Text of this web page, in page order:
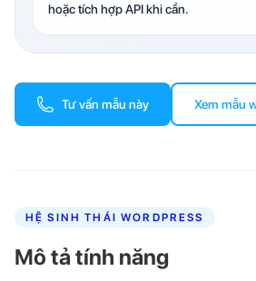
hoặc tích hợp API khi cần.
Tư vấn mẫu này Xem mẫu
HỆ SINH THÁI WORDPRESS
Mô tả tính năng